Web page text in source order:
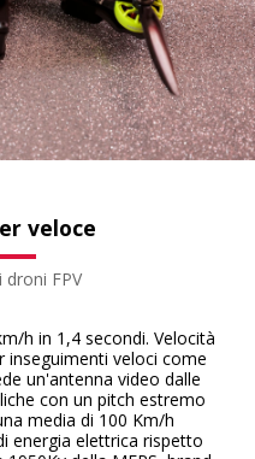
veloce
FPV
h in 1,4 secondi. Velocità
inseguimenti veloci come
un'antenna video dalle
con un pitch estremo
media di 100 Km/h
energia elettrica rispetto